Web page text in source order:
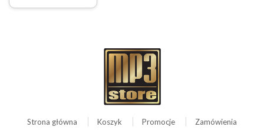
Strona główna Koszyk Promocje
Zamówienia